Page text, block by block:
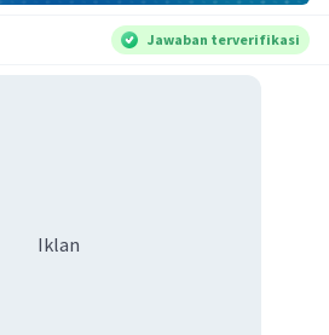
Jawaban terverifikasi
Iklan